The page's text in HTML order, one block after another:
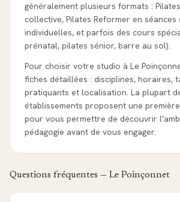
généralement plusieurs formats :
collective, Pilates Reformer en séances
individuelles, et parfois des cours
prénatal, pilates sénior, barre au sol).
Pour choisir votre studio à Le
fiches détaillées : disciplines, horaires,
pratiquants et localisation. La plupart
établissements proposent une
pour vous permettre de découvrir
pédagogie avant de vous engager.
Questions fréquentes — Le Poinçonnet